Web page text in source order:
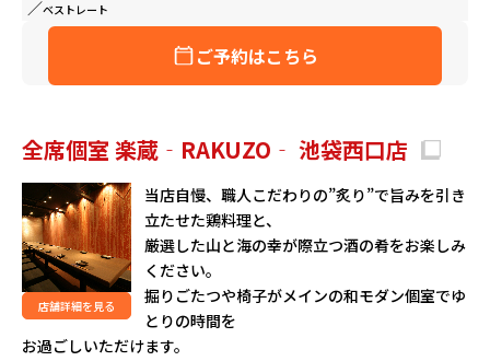
ベストレート
ご予約はこちら
全席個室 楽蔵‐RAKUZO‐ 池袋西口店
店舗詳細を見る
当店自慢、職人こだわりの”炙り”で旨みを引き
立たせた鶏料理と、
厳選した山と海の幸が際立つ酒の肴をお楽しみ
ください。
掘りごたつや椅子がメインの和モダン個室でゆ
とりの時間を
お過ごしいただけます。